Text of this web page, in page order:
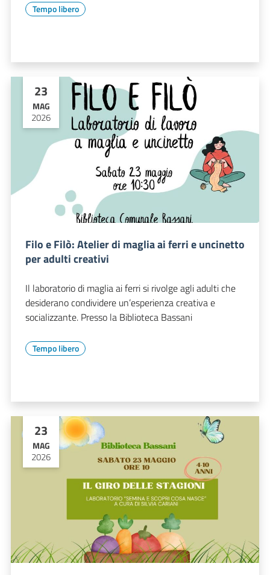
Tempo libero
23
MAG
2026
Filo e Filò: Atelier di maglia ai ferri e uncinetto
per adulti creativi
Il laboratorio di maglia ai ferri si rivolge agli adulti che
desiderano condividere un’esperienza creativa e
socializzante. Presso la Biblioteca Bassani
Tempo libero
23
MAG
2026